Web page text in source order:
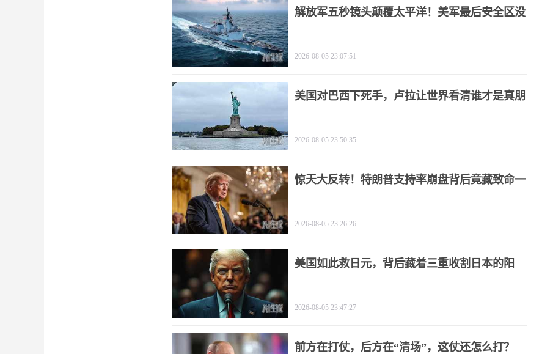
解放军五秒镜头颠覆太平洋！美军最后安全区没
2026-08-05 23:07:51
美国对巴西下死手，卢拉让世界看清谁才是真朋
2026-08-05 23:50:35
惊天大反转！特朗普支持率崩盘背后竟藏致命一
2026-08-05 23:26:26
美国如此救日元，背后藏着三重收割日本的阳
2026-08-05 23:47:27
前方在打仗，后方在“清场”，这仗还怎么打？